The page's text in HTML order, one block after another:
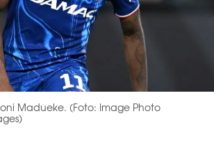
Madueke. (Foto: Image Photo